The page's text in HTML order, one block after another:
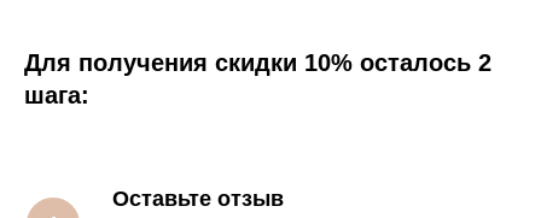
Для получения скидки 10% осталось 2
шага:
Оставьте отзыв
Записаться